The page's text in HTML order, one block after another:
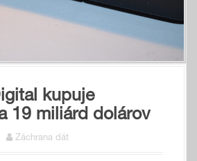
kupuje
19 miliárd dolárov
Záchrana dát